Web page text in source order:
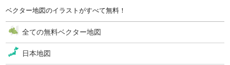
ベクター地図のイラストがすべて無料！
全ての無料ベクター地図
日本地図